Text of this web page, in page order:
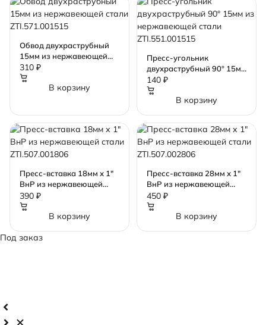
Обвод двухраструбный
15мм из нержавеющей
стали ZTI.571.001515
310 ₽
В корзину
Пресс-угольник
двухраструбный 90° 15мм
из нержавеющей стали
ZTI.551.001515
140 ₽
В корзину
Пресс-вставка 18мм х 1"
ВнР из нержавеющей
стали ZTI.507.001806
390 ₽
В корзину
Пресс-вставка 28мм х 1"
ВнР из нержавеющей
стали ZTI.507.002806
450 ₽
В корзину
Под заказ